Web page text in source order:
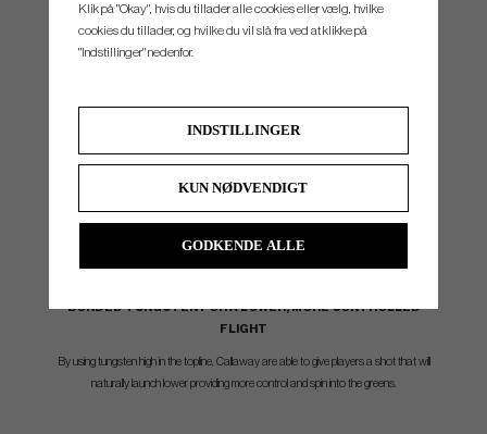
BONDED TUNGSTEN FOR A LOWER, MORE CONTROLLED
FLIGHT
By using tungsten high in the topline, Callaway are able to give players a shot that will
naturally launch lower providing more control and spin into the greens.
Klik på "Okay", hvis du tillader alle cookies eller vælg, hvilke
cookies du tillader, og hvilke du vil slå fra ved at klikke på
"Indstillinger" nedenfor.
INDSTILLINGER
KUN NØDVENDIGT
GODKENDE ALLE